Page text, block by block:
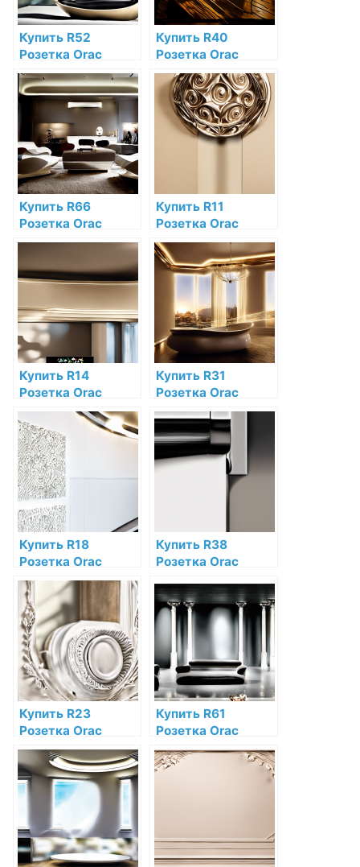
Купить R52
Розетка Orac
Decor Полиуретан
Orac Decor по
низкой цене в
интернет-
магазине
Купить R40
Розетка Orac
Decor Полиуретан
по низкой цене в
интернет-
магазине
Купить R66
Розетка Orac
Decor Полиуретан
интернет-
магазине
Купить R11
Розетка Orac
Decor Полиуретан
Orac Decor по
низкой цене в
интернет-
магазине
Купить R14
Розетка Orac
Decor Полиуретан
по низкой цене в
интернет-
магазине
Купить R31
Розетка Orac
Decor Полиуретан
Orac Decor по
низкой цене в
интернет-
Купить R18
Розетка Orac
Decor Полиуретан
по низкой цене в
интернет-
магазине
Купить R38
Розетка Orac
по низкой цене в
интернет-
магазине
Купить R23
Розетка Orac
Decor Полиуретан
Orac Decor по
низкой цене в
интернет-
магазине
Купить R61
Розетка Orac
Decor Полиуретан
по низкой цене в